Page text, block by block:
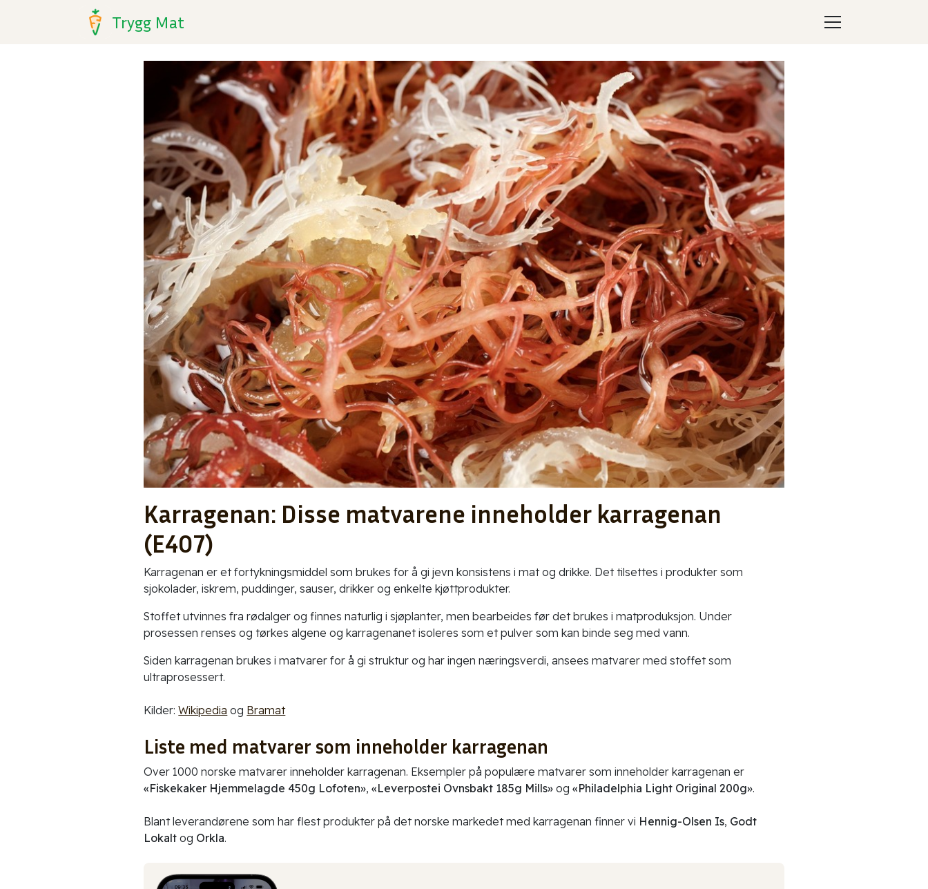
Trygg Mat
Karragenan: Disse matvarene inneholder karragenan
(E407)
Karragenan er et fortykningsmiddel som brukes for å gi jevn konsistens i mat og drikke. Det tilsettes i produkter som
sjokolader, iskrem, puddinger, sauser, drikker og enkelte kjøttprodukter.
Stoffet utvinnes fra rødalger og finnes naturlig i sjøplanter, men bearbeides før det brukes i matproduksjon. Under
prosessen renses og tørkes algene og karragenanet isoleres som et pulver som kan binde seg med vann.
Siden karragenan brukes i matvarer for å gi struktur og har ingen næringsverdi, ansees matvarer med stoffet som
ultraprosessert.
Kilder:Wikipedia og Bramat
Liste med matvarer som inneholder karragenan
Over 1000 norske matvarer inneholder karragenan. Eksempler på populære matvarer som inneholder karragenan er
«Fiskekaker Hjemmelagde 450g Lofoten»,«Leverpostei Ovnsbakt 185g Mills» og«Philadelphia Light Original 200g».
Blant leverandørene som har flest produkter på det norske markedet med karragenan finner vi Hennig-Olsen Is, Godt
Lokalt og Orkla.